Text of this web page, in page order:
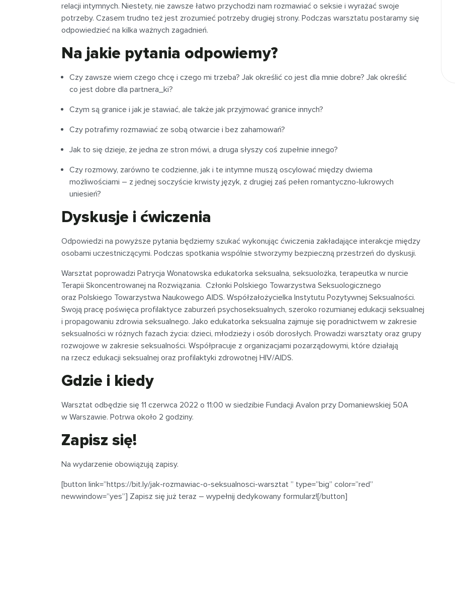
relacji intymnych. Niestety, nie zawsze łatwo przychodzi nam rozmawiać o seksie i wyrażać swoje
potrzeby. Czasem trudno też jest zrozumieć potrzeby drugiej strony. Podczas warsztatu postaramy się
odpowiedzieć na kilka ważnych zagadnień.
Na jakie pytania odpowiemy?
Czy zawsze wiem czego chcę i czego mi trzeba? Jak określić co jest dla mnie dobre? Jak określić
co jest dobre dla partnera_ki?
Czym są granice i jak je stawiać, ale także jak przyjmować granice innych?
Czy potrafimy rozmawiać ze sobą otwarcie i bez zahamowań?
Jak to się dzieje, że jedna ze stron mówi, a druga słyszy coś zupełnie innego?
Czy rozmowy, zarówno te codzienne, jak i te intymne muszą oscylować między dwiema
możliwościami – z jednej soczyście krwisty język, z drugiej zaś pełen romantyczno-lukrowych
uniesień?
Dyskusje i ćwiczenia
Odpowiedzi na powyższe pytania będziemy szukać wykonując ćwiczenia zakładające interakcje między
osobami uczestniczącymi. Podczas spotkania wspólnie stworzymy bezpieczną przestrzeń do dyskusji.
Warsztat poprowadzi Patrycja Wonatowska edukatorka seksualna, seksuolożka, terapeutka w nurcie
Terapii Skoncentrowanej na Rozwiązania. Członki Polskiego Towarzystwa Seksuologicznego
oraz Polskiego Towarzystwa Naukowego AIDS. Współzałożycielka Instytutu Pozytywnej Seksualności.
Swoją pracę poświęca profilaktyce zaburzeń psychoseksualnych, szeroko rozumianej edukacji seksualnej
i propagowaniu zdrowia seksualnego. Jako edukatorka seksualna zajmuje się poradnictwem w zakresie
seksualności w różnych fazach życia: dzieci, młodzieży i osób dorosłych. Prowadzi warsztaty oraz grupy
rozwojowe w zakresie seksualności. Współpracuje z organizacjami pozarządowymi, które działają
na rzecz edukacji seksualnej oraz profilaktyki zdrowotnej HIV/AIDS.
Gdzie i kiedy
Warsztat odbędzie się 11 czerwca 2022 o 11:00 w siedzibie Fundacji Avalon przy Domaniewskiej 50A
w Warszawie. Potrwa około 2 godziny.
Zapisz się!
Na wydarzenie obowiązują zapisy.
[button link=”https://bit.ly/jak-rozmawiac-o-seksualnosci-warsztat ” type=”big” color=”red”
newwindow=”yes”] Zapisz się już teraz – wypełnij dedykowany formularz![/button]